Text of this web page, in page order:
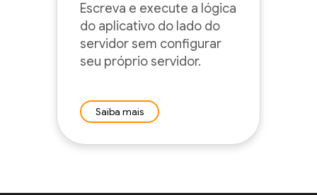
Escreva e execute a lógica
do aplicativo do lado do
servidor sem configurar
seu próprio servidor.
Saiba mais